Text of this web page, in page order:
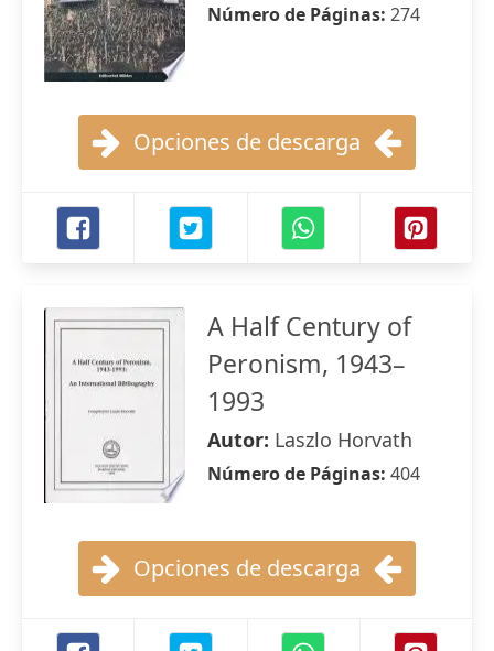
Número de Páginas: 274
Opciones de descarga
A Half Century of
Peronism, 1943–
1993
Autor: Laszlo Horvath
Número de Páginas: 404
Opciones de descarga